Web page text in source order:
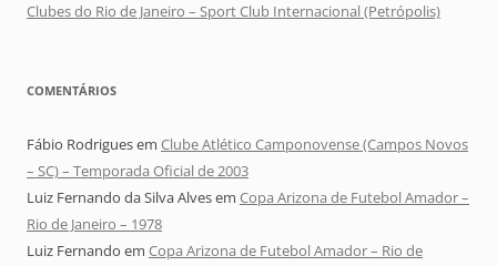
Clubes do Rio de Janeiro – Sport Club Internacional (Petrópolis)
COMENTÁRIOS
Fábio Rodriguesem Clube Atlético Camponovense (Campos Novos
– SC) – Temporada Oficial de 2003
Luiz Fernando da Silva Alvesem Copa Arizona de Futebol Amador –
Rio de Janeiro – 1978
Luiz Fernando em Copa Arizona de Futebol Amador – Rio de